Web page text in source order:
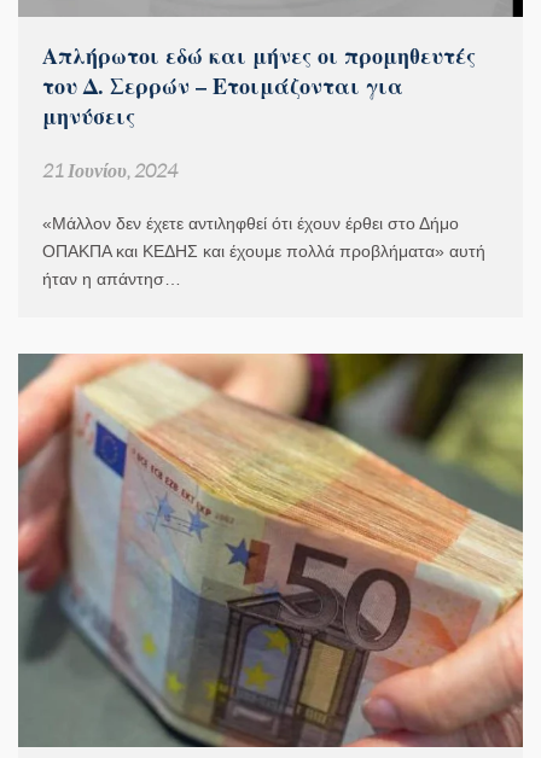
Απλήρωτοι εδώ και μήνες οι προμηθευτές
του Δ. Σερρών – Ετοιμάζονται για
μηνύσεις
21 Ιουνίου, 2024
«Μάλλον δεν έχετε αντιληφθεί ότι έχουν έρθει στο Δήμο
ΟΠΑΚΠΑ και ΚΕΔΗΣ και έχουμε πολλά προβλήματα» αυτή
ήταν η απάντησ…